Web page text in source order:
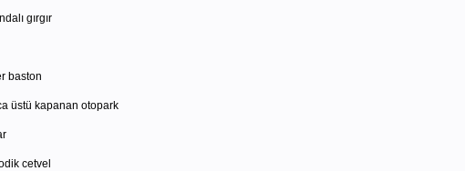
gırgır
baston
üstü kapanan otopark
cetvel